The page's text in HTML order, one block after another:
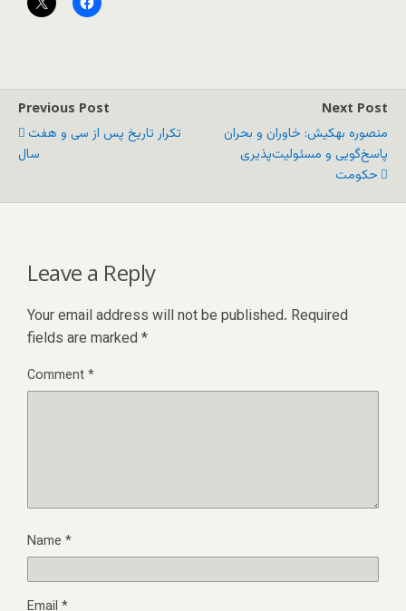
Previous Post
تکرار تاریخ پس از سی و هفت
سال
Next Post
منصوره بهکیش: خاوران و بحران
پاسخ‌گویی و مسئولیت‌پذیری
حکومت
Leave a Reply
Your email address will not be published. Required
fields are marked *
Comment*
Name *
Email *